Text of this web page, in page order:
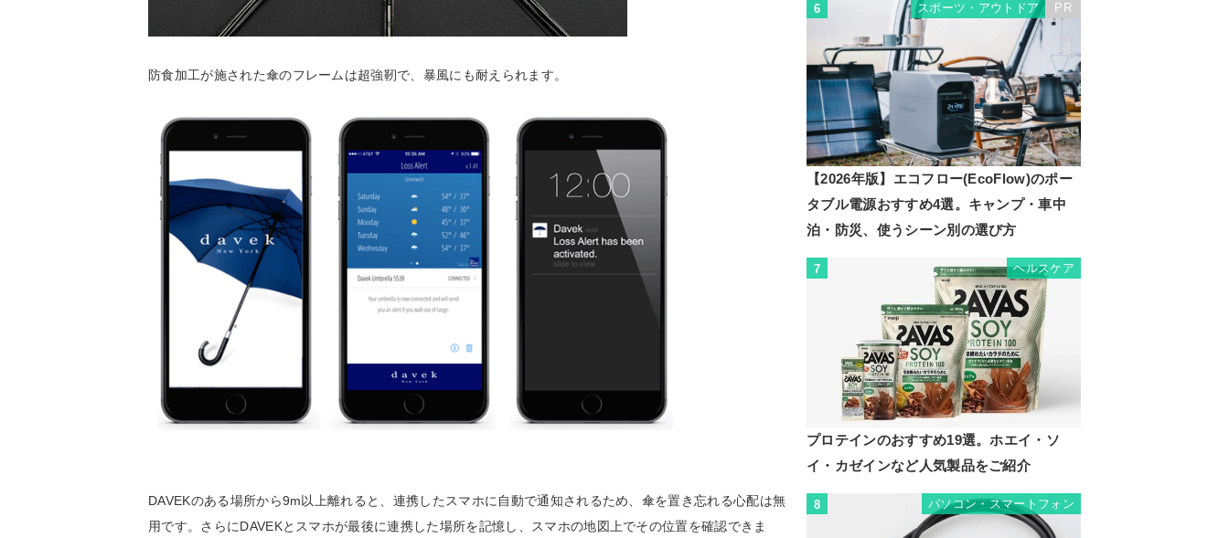
防食加工が施された傘のフレームは超強靭で、暴風にも耐えられます。
DAVEKのある場所から9m以上離れると、連携したスマホに自動で通知されるため、傘を置き忘れる心配は無
用です。さらにDAVEKとスマホが最後に連携した場所を記憶し、スマホの地図上でその位置を確認できま
6 スポーツ・アウトドア PR
【2026年版】エコフロー(EcoFlow)のポー
タブル電源おすすめ4選。キャンプ・車中
泊・防災、使うシーン別の選び方
7 ヘルスケア
プロテインのおすすめ19選。ホエイ・ソ
イ・カゼインなど人気製品をご紹介
8 パソコン・スマートフォン